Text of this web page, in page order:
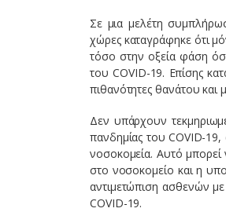
Σε μια μελέτη
χώρες καταγράφηκε ότι
τόσο στην οξεία φάση
του COVID-19. Επίσης
πιθανότητες θανάτου και
Δεν υπάρχουν
πανδημίας του COVID-
νοσοκομεία. Αυτό
στο νοσοκομείο και η
αντιμετώπιση ασθενών
COVID-19.